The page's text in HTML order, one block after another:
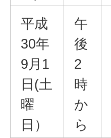
平成
30年
9月1
日(土
曜
日）
午
後
2
時
か
ら